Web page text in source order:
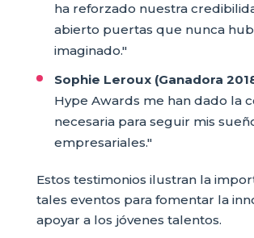
ha reforzado nuestra
abierto puertas que nunca
imaginado."
Sophie Leroux (Ganadora
Hype Awards me han dado la
necesaria para seguir mis
empresariales."
Estos testimonios ilustran la
tales eventos para fomentar la
apoyar a los jóvenes talentos.